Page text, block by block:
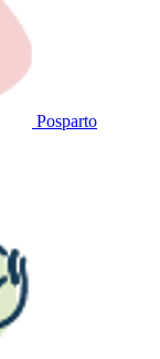
Posparto